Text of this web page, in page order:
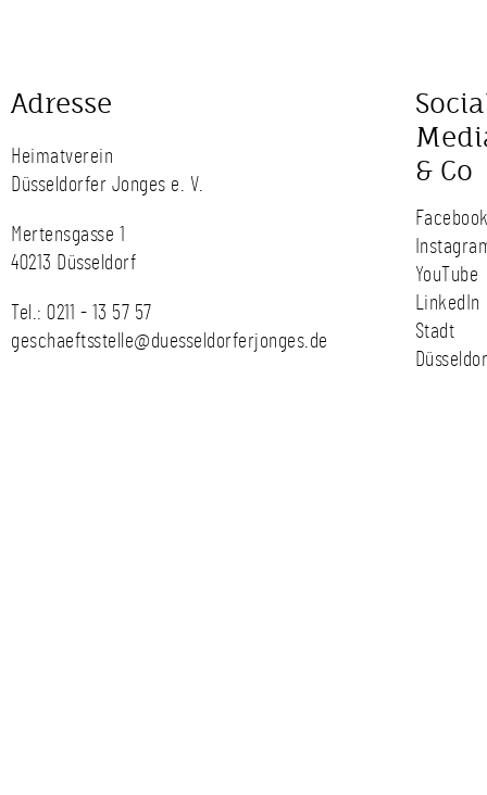
Adresse
Heimatverein
Düsseldorfer Jonges e. V.
Mertensgasse 1
40213 Düsseldorf
Tel.: 0211 - 13 57 57
geschaeftsstelle@duesseldorferjonges.de
& Co
YouTube
LinkedIn
Stadt